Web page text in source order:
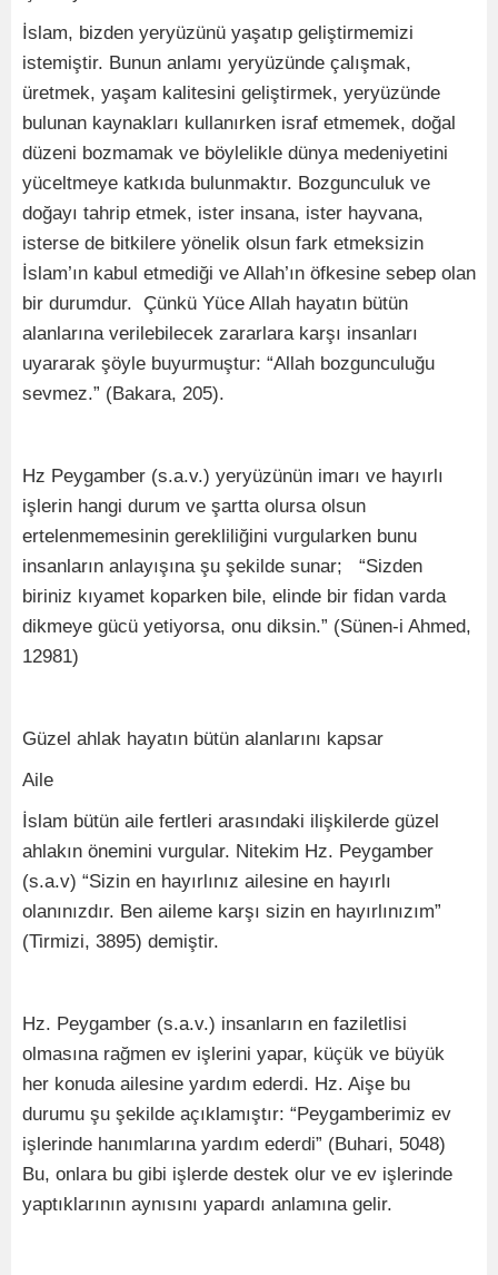
İslam, bizden yeryüzünü yaşatıp geliştirmemizi
istemiştir. Bunun anlamı yeryüzünde çalışmak,
üretmek, yaşam kalitesini geliştirmek, yeryüzünde
bulunan kaynakları kullanırken israf etmemek, doğal
düzeni bozmamak ve böylelikle dünya medeniyetini
yüceltmeye katkıda bulunmaktır. Bozgunculuk ve
doğayı tahrip etmek, ister insana, ister hayvana,
isterse de bitkilere yönelik olsun fark etmeksizin
İslam’ın kabul etmediği ve Allah’ın öfkesine sebep olan
bir durumdur. Çünkü Yüce Allah hayatın bütün
alanlarına verilebilecek zararlara karşı insanları
uyararak şöyle buyurmuştur: “Allah bozgunculuğu
sevmez.” (Bakara, 205).
Hz Peygamber (s.a.v.) yeryüzünün imarı ve hayırlı
işlerin hangi durum ve şartta olursa olsun
ertelenmemesinin gerekliliğini vurgularken bunu
insanların anlayışına şu şekilde sunar; “Sizden
biriniz kıyamet koparken bile, elinde bir fidan varda
dikmeye gücü yetiyorsa, onu diksin.” (Sünen-i Ahmed,
12981)
Güzel ahlak hayatın bütün alanlarını kapsar
Aile
İslam bütün aile fertleri arasındaki ilişkilerde güzel
ahlakın önemini vurgular. Nitekim Hz. Peygamber
(s.a.v) “Sizin en hayırlınız ailesine en hayırlı
olanınızdır. Ben aileme karşı sizin en hayırlınızım”
(Tirmizi, 3895) demiştir.
Hz. Peygamber (s.a.v.) insanların en faziletlisi
olmasına rağmen ev işlerini yapar, küçük ve büyük
her konuda ailesine yardım ederdi. Hz. Aişe bu
durumu şu şekilde açıklamıştır: “Peygamberimiz ev
işlerinde hanımlarına yardım ederdi” (Buhari, 5048)
Bu, onlara bu gibi işlerde destek olur ve ev işlerinde
yaptıklarının aynısını yapardı anlamına gelir.